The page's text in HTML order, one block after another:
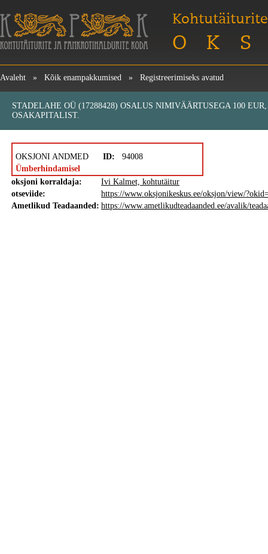
Avaleht » Kõik enampakkumised » Registreerimiseks avatud
STADELAHE OÜ (17288428) OSALUS NIMIVÄÄRTUSEGA 100
OSAKAPITALIST.
OKSJONI ANDMED ID:
94008
Ümberhindamisel
oksjoni korraldaja:
Ivi Kalmet, kohtutäitur
otseviide:
https://www.oksjonikeskus.ee/oksjon/view/
Ametlikud Teadaanded: https://www.ametlikudteadaanded.ee/avalik/